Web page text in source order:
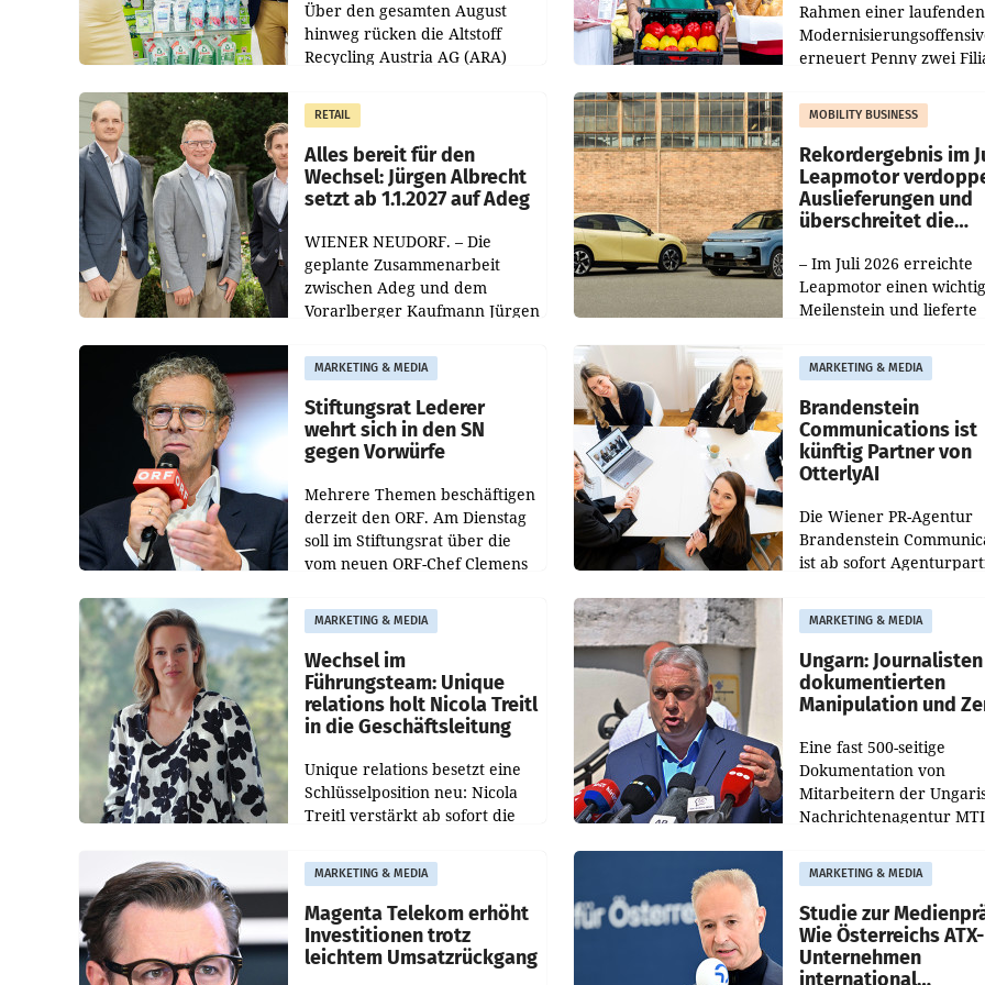
Über den gesamten August
hinweg rücken die Altstoff
Recycling Austria AG (ARA)
Müller die Initiative „Kreislauf-
Helden“ in allen
österreichischen Müller-Filialen
Rahmen einer laufenden
erneuert Penny zwei
Die beiden Standorte
Haag sowie im rund
RETAIL
Alles bereit für den
Wechsel: Jürgen Albrecht
setzt ab 1.1.2027 auf Adeg
WIENER NEUDORF. – Die
geplante Zusammenarbeit
zwischen Adeg und dem
Vorarlberger Kaufmann Jürgen
freigegeben: Die
Bundeswettbewerbsbehörde
und der Bundeskartellanwalt
MOBILITY BUSINESS
Rekordergebnis im
Leapmotor
Auslieferungen und
überschreitet die
– Im Juli 2026 erreichte
Leapmotor einen
Meilenstein und lieferte
aus, womit sich das
gegenüber Juli 2025
verdoppelte (+102
MARKETING & MEDIA
Stiftungsrat Lederer
wehrt sich in den SN
gegen Vorwürfe
Mehrere Themen beschäftigen
derzeit den ORF. Am Dienstag
soll im Stiftungsrat über die
vom neuen ORF-Chef Clemens
Besetzungen für die
Direktionen abgestimmt
werden.
MARKETING & MEDIA
Brandenstein
Communications ist
künftig Partner von
OtterlyAI
Die Wiener PR-Agentur
Brandenstein
ist ab sofort
Optimierungsplattform
OtterlyAI. Damit baut die
Agentur ihr
MARKETING & MEDIA
Wechsel im
Führungsteam: Unique
relations holt Nicola Treitl
in die Geschäftsleitung
Unique relations besetzt eine
Schlüsselposition neu: Nicola
Treitl verstärkt ab sofort die
PR-Agentur an der Seite von
Josef Kalina und Anna Kalina-
Mahr.
MARKETING & MEDIA
Ungarn: Journalisten
dokumentierten
Manipulation und
Eine fast 500-seitige
Dokumentation von
Mitarbeitern der
Nachrichtenagentur
Manipulation und Zensur
der Agentur während
MARKETING & MEDIA
Magenta Telekom erhöht
Investitionen trotz
leichtem Umsatzrückgang
MARKETING & MEDIA
Studie zur
Wie Österreichs ATX-
Unternehmen
international